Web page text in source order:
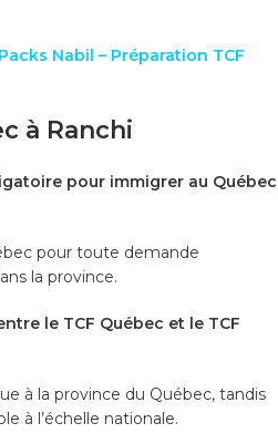
Packs Nabil – Préparation TCF
à Ranchi
pour immigrer au Québec
pour toute demande
la province.
le TCF Québec et le TCF
à la province du Québec, tandis
à l’échelle nationale.